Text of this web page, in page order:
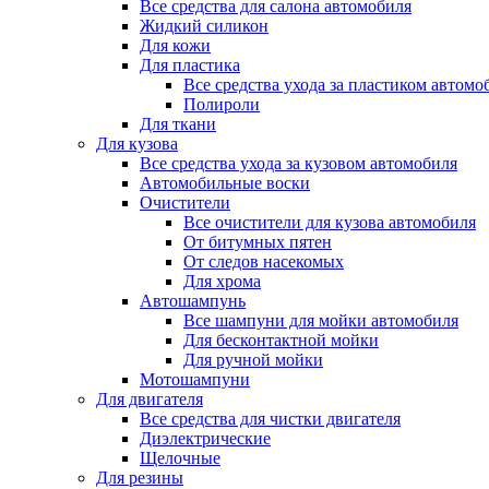
Все средства для салона автомобиля
Жидкий силикон
Для кожи
Для пластика
Все средства ухода за пластиком
Полироли
Для ткани
Для кузова
Все средства ухода за кузовом автомобиля
Автомобильные воски
Очистители
Все очистители для кузова автомобиля
От битумных пятен
От следов насекомых
Для хрома
Автошампунь
Все шампуни для мойки автомобиля
Для бесконтактной мойки
Для ручной мойки
Мотошампуни
Для двигателя
Все средства для чистки двигателя
Диэлектрические
Щелочные
Для резины